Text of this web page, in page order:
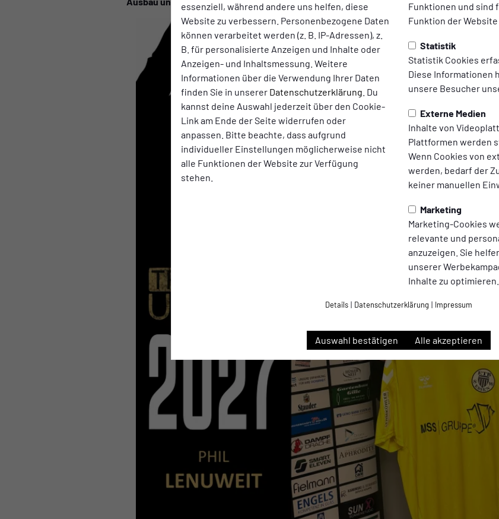
essenziell, während andere uns helfen, diese
Website zu verbessern. Personenbezogene Daten
können verarbeitet werden (z. B. IP-Adressen), z.
B. für personalisierte Anzeigen und Inhalte oder
Anzeigen- und Inhaltsmessung. Weitere
Informationen über die Verwendung Ihrer Daten
finden Sie in unserer Datenschutzerklärung . Du
kannst deine Auswahl jederzeit über den Cookie-
Link am Ende der Seite widerrufen oder
anpassen. Bitte beachte, dass aufgrund
individueller Einstellungen möglicherweise nicht
alle Funktionen der Website zur Verfügung
stehen.
Funktionen und sind
Funktion der
Statistik
Statistik Cookies
Diese Informationen
unsere Besucher
Externe Medien
Inhalte von
Plattformen werden
Wenn Cookies von
werden, bedarf der
keiner manuellen
Marketing
Marketing-Cookies
relevante und
anzuzeigen. Sie
unserer
Inhalte zu optimieren.
Details | Datenschutzerklärung | Impressum
Auswahl bestätigen Alle akzeptieren